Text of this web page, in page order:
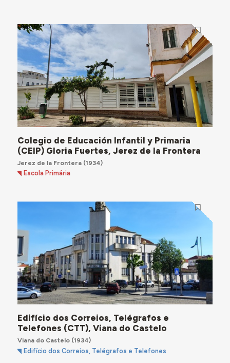
Colegio de Educación Infantil y Primaria
(CEIP) Gloria Fuertes, Jerez de la Frontera
Jerez de la Frontera(1934)
Escola Primária
Edifício dos Correios, Telégrafos e
Telefones (CTT), Viana do Castelo
Viana do Castelo(1934)
Edifício dos Correios, Telégrafos e Telefones